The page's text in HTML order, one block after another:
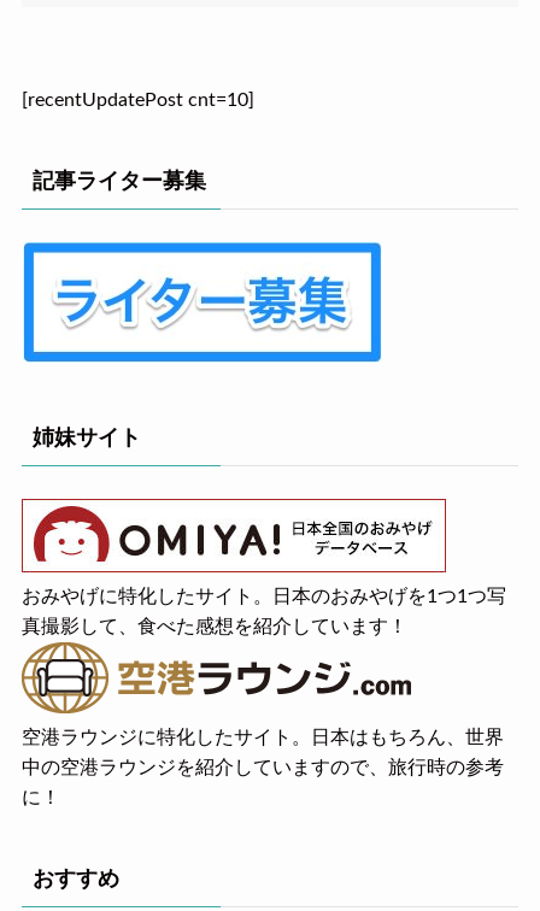
[recentUpdatePost cnt=10]
記事ライター募集
姉妹サイト
おみやげに特化したサイト。日本のおみやげを1つ1つ写
真撮影して、食べた感想を紹介しています！
空港ラウンジに特化したサイト。日本はもちろん、世界
中の空港ラウンジを紹介していますので、旅行時の参考
に！
おすすめ